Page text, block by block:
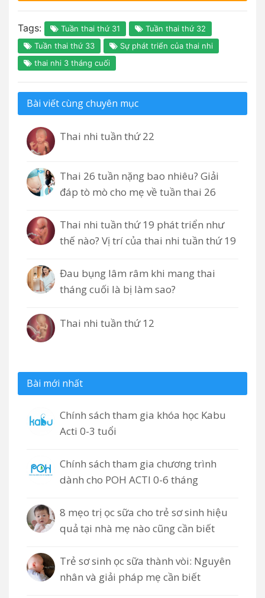
Tags: Tuần thai thứ 31
Tuần thai thứ 32
Tuần thai thứ 33
Sự phát triển của thai nhi
thai nhi 3 tháng cuối
Bài viết cùng chuyên mục
Thai nhi tuần thứ 22
Thai 26 tuần nặng bao nhiêu? Giải
đáp tò mò cho mẹ về tuần thai 26
Thai nhi tuần thứ 19 phát triển như
thế nào? Vị trí của thai nhi tuần thứ 19
Đau bụng lâm râm khi mang thai
tháng cuối là bị làm sao?
Thai nhi tuần thứ 12
Bài mới nhất
Chính sách tham gia khóa học Kabu
Acti 0-3 tuổi
Chính sách tham gia chương trình
dành cho POH ACTI 0-6 tháng
8 mẹo trị ọc sữa cho trẻ sơ sinh hiệu
quả tại nhà mẹ nào cũng cần biết
Trẻ sơ sinh ọc sữa thành vòi: Nguyên
nhân và giải pháp mẹ cần biết